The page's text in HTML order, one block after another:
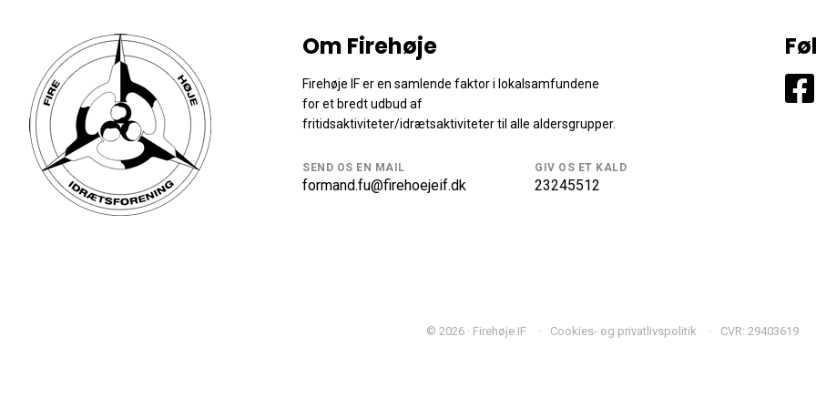
Om Firehøje
Firehøje IF er en samlende faktor i lokalsamfundene
for et bredt udbud af
fritidsaktiviteter/idrætsaktiviteter til alle aldersgrupper.
SEND OS EN MAIL
formand.fu@firehoejeif.dk
GIV OS ET KALD
23245512
© 2026 · Firehøje IF Cookies- og privatlivspolitik CVR: 29403619